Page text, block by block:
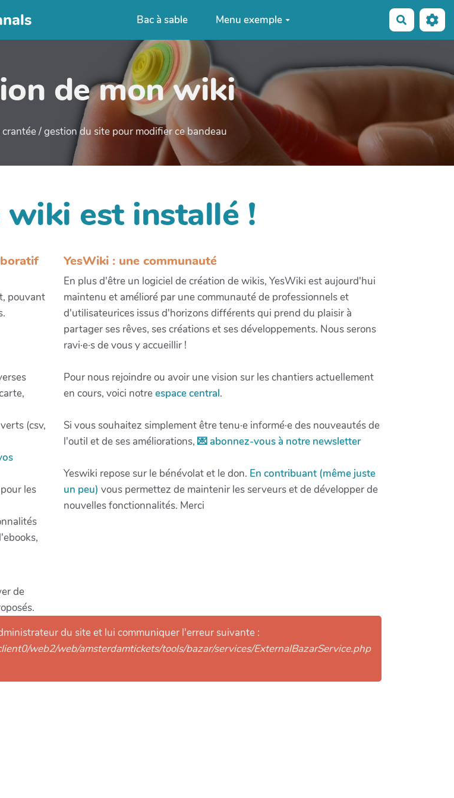
Bac à sable Menu exemple
de mon wiki
/ gestion du site pour modifier ce bandeau
est installé !
pouvant
(csv,
les
de
YesWiki : une communauté
En plus d'être un logiciel de création de wikis, YesWiki est aujourd'hui
maintenu et amélioré par une communauté de professionnels et
d'utilisateurices issus d'horizons différents qui prend du plaisir à
partager ses rêves, ses créations et ses développements. Nous serons
ravi·e·s de vous y accueillir !
Pour nous rejoindre ou avoir une vision sur les chantiers actuellement
en cours, voici notreespace central.
Si vous souhaitez simplement être tenu·e informé·e des nouveautés de
l'outil et de ses améliorations, 💌 abonnez-vous à notre newsletter
Yeswiki repose sur le bénévolat et le don. En contribuant (même juste
un peu) vous permettez de maintenir les serveurs et de développer de
nouvelles fonctionnalités. Merci
du site et lui communiquer l'erreur suivante :
web2/web/amsterdamtickets/tools/bazar/services/ExternalBazarService.php